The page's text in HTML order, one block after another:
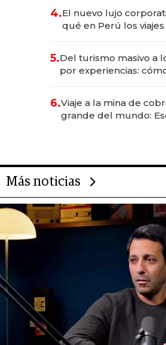
Fénix
4.El nuevo lujo
qué en Perú los
transformadoras
5.Del turismo masivo a
por experiencias:
6.Viaje a la mina de
grande del mundo:
Más noticias